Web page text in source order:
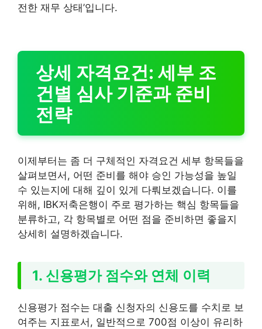
전한 재무 상태’입니다.
상세 자격요건: 세부 조
건별 심사 기준과 준비
전략
이제부터는 좀 더 구체적인 자격요건 세부 항목들을
살펴보면서, 어떤 준비를 해야 승인 가능성을 높일
수 있는지에 대해 깊이 있게 다뤄보겠습니다. 이를
위해, IBK저축은행이 주로 평가하는 핵심 항목들을
분류하고, 각 항목별로 어떤 점을 준비하면 좋을지
상세히 설명하겠습니다.
1. 신용평가 점수와 연체 이력
신용평가 점수는 대출 신청자의 신용도를 수치로 보
여주는 지표로서, 일반적으로 700점 이상이 유리하